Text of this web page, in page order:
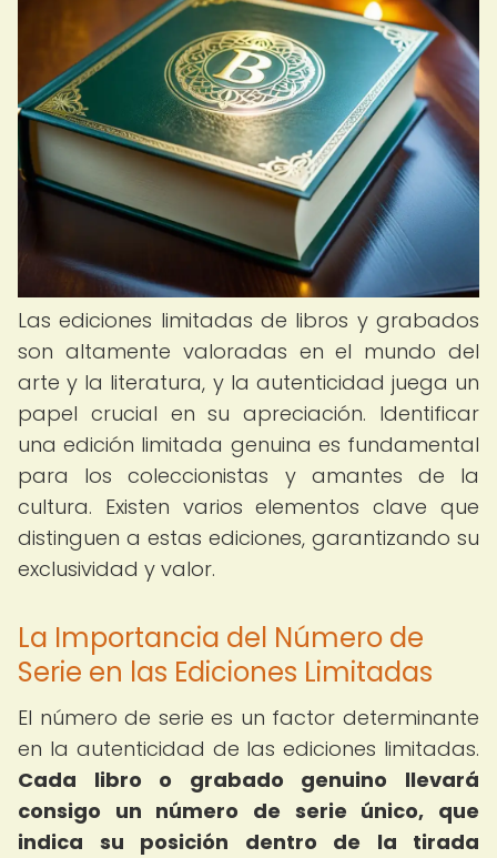
Las ediciones limitadas de libros y grabados
son altamente valoradas en el mundo del
arte y la literatura, y la autenticidad juega un
papel crucial en su apreciación. Identificar
una edición limitada genuina es fundamental
para los coleccionistas y amantes de la
cultura. Existen varios elementos clave que
distinguen a estas ediciones, garantizando su
exclusividad y valor.
La Importancia del Número de
Serie en las Ediciones Limitadas
El número de serie es un factor determinante
en la autenticidad de las ediciones limitadas.
Cada libro o grabado genuino llevará
consigo un número de serie único, que
indica su posición dentro de la tirada